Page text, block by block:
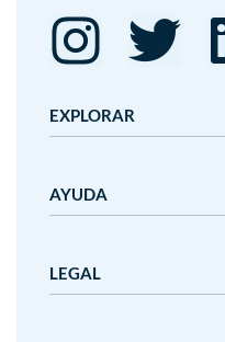
EXPLORAR
Gaudí
Nanit
AYUDA
Plazos y precios de entrega
LEGAL